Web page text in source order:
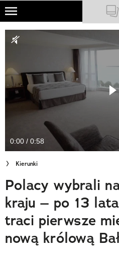
Skip
main
NATIONAL GEOGRAPHIC
PODCASTY
Sklep
Cuda Polski
Wielki Konkurs Fotograficzny
Trendbook Podróżniczy
Polecane
0:00 / 0:58
Kierunki
Polacy wybrali
kraju – po 13
traci pierwsze
nową królową